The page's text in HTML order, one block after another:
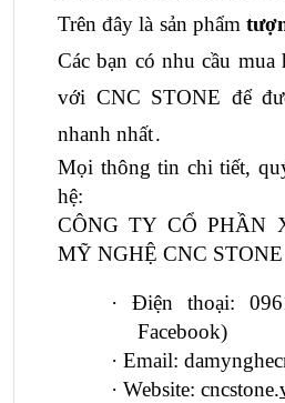
Trên đây là sản phẩm
Các bạn có nhu cầu
với CNC STONE để
nhanh nhất.
Mọi thông tin chi tiết,
hệ:
CÔNG TY CỔ PHẦN
MỸ NGHỆ CNC STONE
·
Điện thoại:
Facebook)
· Email:
· Website: cncstone.